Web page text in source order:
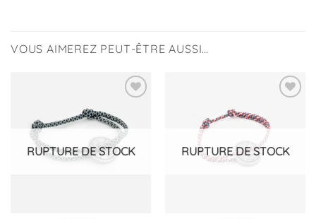
VOUS AIMEREZ PEUT-ÊTRE AUSSI…
liste
d’envies
RUPTURE DE STOCK RUPTURE DE STOCK